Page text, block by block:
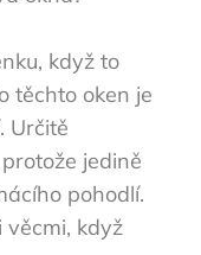
když to
těchto oken je
Určitě
jedině
pohodlí.
když